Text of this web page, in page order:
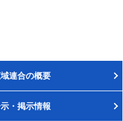
連合の概要
・掲示情報